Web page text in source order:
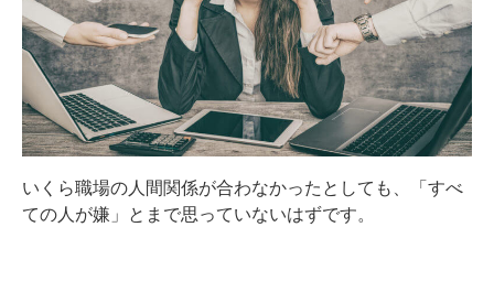
いくら職場の人間関係が合わなかったとしても、「すべ
ての人が嫌」とまで思っていないはずです。